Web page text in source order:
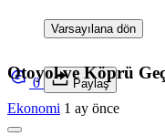
Varsayılana dön
0 Paylaş
Otoyol ve Köprü
Ekonomi 1 ay önce